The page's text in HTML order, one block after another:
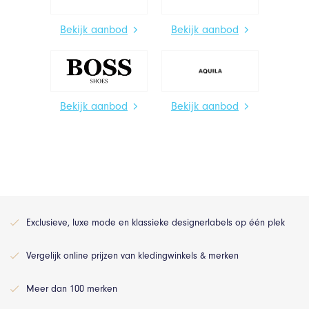
Bekijk aanbod Bekijk aanbod
Bekijk aanbod Bekijk aanbod
Exclusieve, luxe mode en klassieke designerlabels op één plek
Vergelijk online prijzen van kledingwinkels & merken
Meer dan 100 merken